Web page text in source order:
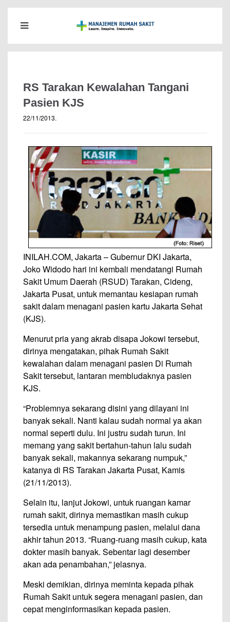
RS Tarakan Kewalahan Tangani
Pasien KJS
22/11/2013.
INILAH.COM, Jakarta – Gubernur DKI Jakarta,
Joko Widodo hari ini kembali mendatangi Rumah
Sakit Umum Daerah (RSUD) Tarakan, Cideng,
Jakarta Pusat, untuk memantau kesiapan rumah
sakit dalam menagani pasien kartu Jakarta Sehat
(KJS).
Menurut pria yang akrab disapa Jokowi tersebut,
dirinya mengatakan, pihak Rumah Sakit
kewalahan dalam menagani pasien Di Rumah
Sakit tersebut, lantaran membludaknya pasien
KJS.
“Problemnya sekarang disini yang dilayani ini
banyak sekali. Nanti kalau sudah normal ya akan
normal seperti dulu. Ini justru sudah turun. Ini
memang yang sakit bertahun-tahun lalu sudah
banyak sekali, makannya sekarang numpuk,”
katanya di RS Tarakan Jakarta Pusat, Kamis
(21/11/2013).
Selain itu, lanjut Jokowi, untuk ruangan kamar
rumah sakit, dirinya memastikan masih cukup
tersedia untuk menampung pasien, melalui dana
akhir tahun 2013. “Ruang-ruang masih cukup, kata
dokter masih banyak. Sebentar lagi desember
akan ada penambahan,” jelasnya.
Meski demikian, dirinya meminta kepada pihak
Rumah Sakit untuk segera menagani pasien, dan
cepat menginformasikan kepada pasien.